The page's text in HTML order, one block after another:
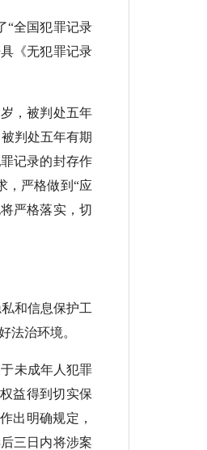
“全国犯罪记录
《无犯罪记录
，被判处五年
判处五年有期
记录的封存作
，严格做到“应
严格落实，切
和信息保护工
法治环境。
未成年人犯罪
益得到切实保
出明确规定，
三日内将涉案